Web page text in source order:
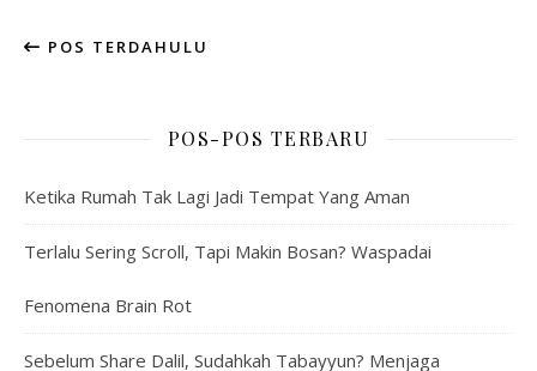
POS TERDAHULU
POS-POS TERBARU
Ketika Rumah Tak Lagi Jadi Tempat Yang Aman
Terlalu Sering Scroll, Tapi Makin Bosan? Waspadai
Fenomena Brain Rot
Sebelum Share Dalil, Sudahkah Tabayyun? Menjaga